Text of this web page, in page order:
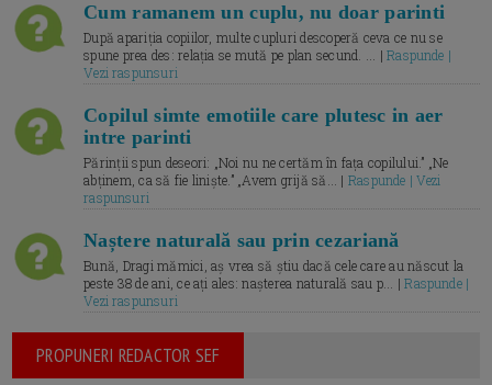
Cum ramanem un cuplu, nu doar parinti
După apariția copiilor, multe cupluri descoperă ceva ce nu se
spune prea des: relația se mută pe plan secund. ... |Raspunde |
Vezi raspunsuri
Copilul simte emotiile care plutesc in aer
intre parinti
Părinții spun deseori: „Noi nu ne certăm în fața copilului.” „Ne
abținem, ca să fie liniște.” „Avem grijă să... | Raspunde | Vezi
raspunsuri
Naștere naturală sau prin cezariană
Bună, Dragi mămici, aș vrea să știu dacă cele care au născut la
peste 38 de ani, ce ați ales: nașterea naturală sau p... |Raspunde |
Vezi raspunsuri
PROPUNERI REDACTOR SEF